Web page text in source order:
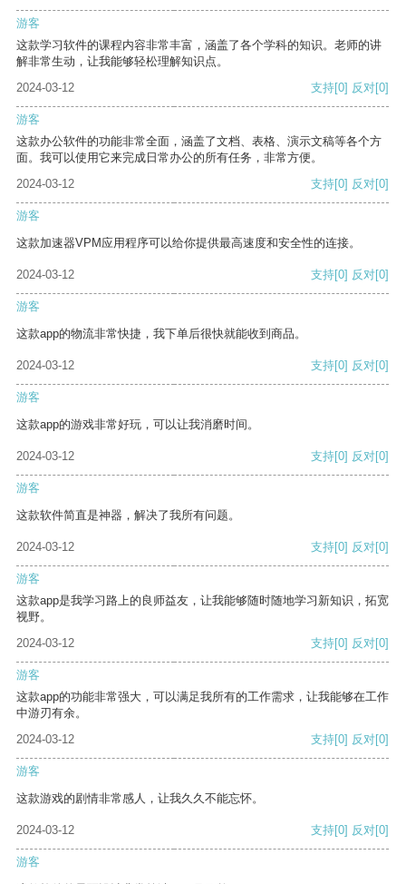
游客
这款学习软件的课程内容非常丰富，涵盖了各个学科的知识。老师的讲
解非常生动，让我能够轻松理解知识点。
2024-03-12
支持[0] 反对[0]
游客
这款办公软件的功能非常全面，涵盖了文档、表格、演示文稿等各个方
面。我可以使用它来完成日常办公的所有任务，非常方便。
2024-03-12
支持[0] 反对[0]
游客
这款加速器VPM应用程序可以给你提供最高速度和安全性的连接。
2024-03-12 支持[0] 反对[0]
游客
这款app的物流非常快捷，我下单后很快就能收到商品。
2024-03-12 支持[0] 反对[0]
游客
这款app的游戏非常好玩，可以让我消磨时间。
2024-03-12 支持[0] 反对[0]
游客
这款软件简直是神器，解决了我所有问题。
2024-03-12 支持[0] 反对[0]
游客
这款app是我学习路上的良师益友，让我能够随时随地学习新知识，拓宽
视野。
2024-03-12
支持[0] 反对[0]
游客
这款app的功能非常强大，可以满足我所有的工作需求，让我能够在工作
中游刃有余。
2024-03-12
支持[0] 反对[0]
游客
这款游戏的剧情非常感人，让我久久不能忘怀。
2024-03-12 支持[0] 反对[0]
游客